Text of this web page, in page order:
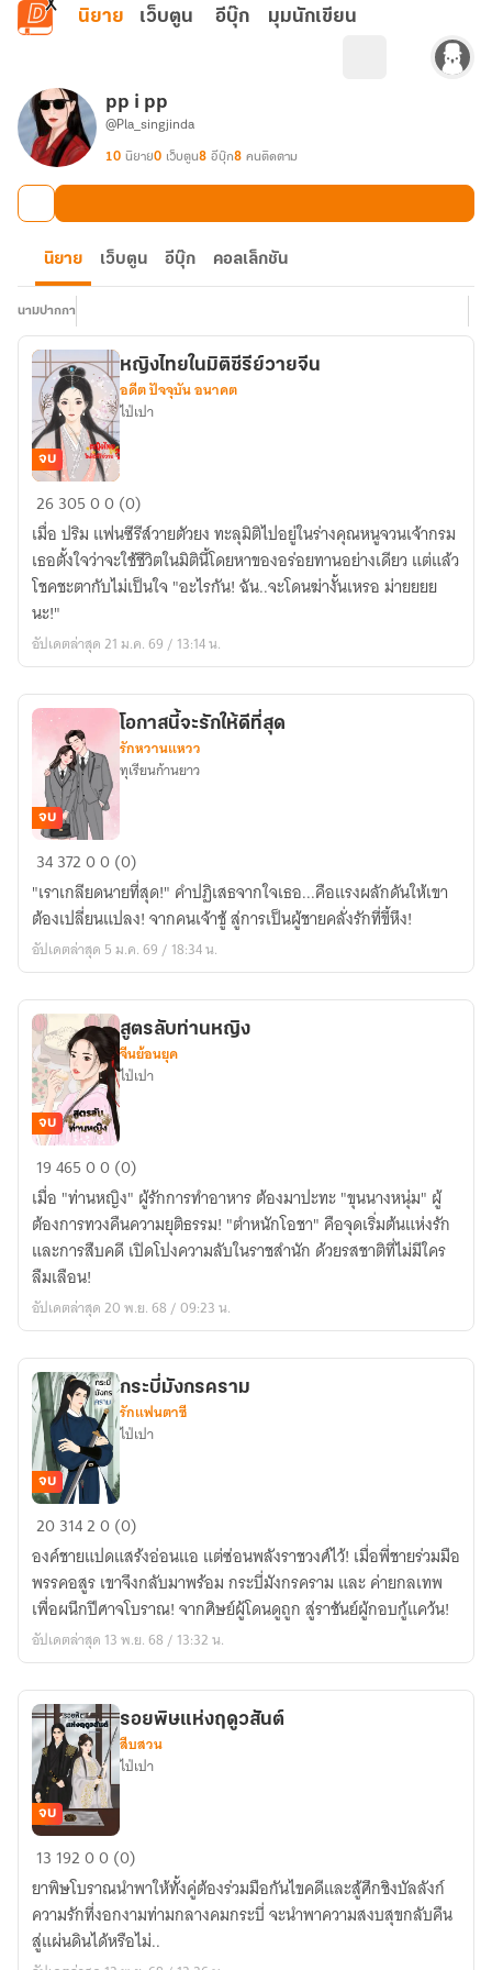
ข้ามไปยังเนื้อหาหลัก
นิยาย เว็บตูน อีบุ๊ก มุมนักเขียน
pp i pp
@Pla_singjinda
10 นิยาย0 เว็บตูน8 อีบุ๊ก8 คนติดตาม
นิยาย เว็บตูน อีบุ๊ก คอลเล็กชัน
นามปากกา
หญิง
ไทย
ใน
มิติ
ซี
รีย์
วาย
จบ
หญิงไทยในมิติซีรีย์วายจีน
อดีต ปัจจุบัน อนาคต
ไป่เปา
2630500 (0)
เมื่อ ปริม แฟนซีรีส์วายตัวยง ทะลุมิติไปอยู่ในร่างคุณหนูจวนเจ้ากรม
เธอตั้งใจว่าจะใช้ชีวิตในมิตินี้โดยหาของอร่อยทานอย่างเดียว แต่แล้ว
โชคชะตากับไม่เป็นใจ "อะไรกัน! ฉัน..จะโดนฆ่างั้นเหรอ ม่ายยยย
นะ!"
อัปเดตล่าสุด 21 ม.ค. 69 / 13:14 น.
โอกาส
จะ
รัก
ให้
ที่สุด
จบ
โอกาสนี้จะรักให้ดีที่สุด
รักหวานแหวว
ทุเรียนก้านยาว
3437200 (0)
"เราเกลียดนายที่สุด!" คำปฏิเสธจากใจเธอ...คือแรงผลักดันให้เขา
ต้องเปลี่ยนแปลง! จากคนเจ้าชู้ สู่การเป็นผู้ชายคลั่งรักที่ขี้หึง!
อัปเดตล่าสุด 5 ม.ค. 69 / 18:34 น.
สูตร
ลับ
ท่าน
หญิง
จบ
สูตรลับท่านหญิง
จีนย้อนยุค
ไป่เปา
1946500 (0)
เมื่อ "ท่านหญิง" ผู้รักการทำอาหาร ต้องมาปะทะ "ขุนนางหนุ่ม" ผู้
ต้องการทวงคืนความยุติธรรม! "ตำหนักโอชา" คือจุดเริ่มต้นแห่งรัก
และการสืบคดี เปิดโปงความลับในราชสำนัก ด้วยรสชาติที่ไม่มีใคร
ลืมเลือน!
อัปเดตล่าสุด 20 พ.ย. 68 / 09:23 น.
กระบี่
มังกร
คราม
จบ
กระบี่มังกรคราม
รักแฟนตาซี
ไป่เปา
2031420 (0)
องค์ชายแปดแสร้งอ่อนแอ แต่ซ่อนพลังราชวงศ์ไว้! เมื่อพี่ชายร่วมมือ
พรรคอสูร เขาจึงกลับมาพร้อม กระบี่มังกรคราม และ ค่ายกลเทพ
เพื่อผนึกปีศาจโบราณ! จากศิษย์ผู้โดนดูถูก สู่ราชันย์ผู้กอบกู้แคว้น!
อัปเดตล่าสุด 13 พ.ย. 68 / 13:32 น.
รอย
พิษ
แห่ง
ฤดู
วสันต์
จบ
รอยพิษแห่งฤดูวสันต์
สืบสวน
ไป่เปา
13 19200 (0)
ยาพิษโบราณนำพาให้ทั้งคู่ต้องร่วมมือกันไขคดีและสู้ศึกชิงบัลลังก์
ความรักที่งอกงามท่ามกลางคมกระบี่ จะนำพาความสงบสุขกลับคืน
สู่แผ่นดินได้หรือไม่..